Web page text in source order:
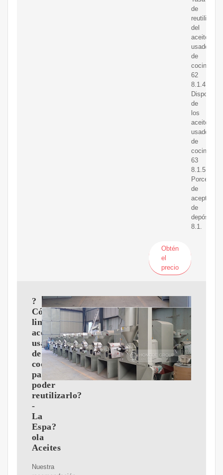
de
del
aceite
usado
de
cocina
62
8.1.4.
de
los
aceites
usados
de
cocina
63
8.1.5.
Porcentaje
de
aceptación
de
depósitos
8.1.
Obtén
el
precio
?
Cómo
limpiar
aceite
usado
de
cocina
para
poder
reutilizarlo?
-
La
Espa?
ola
Aceites
Nuestra